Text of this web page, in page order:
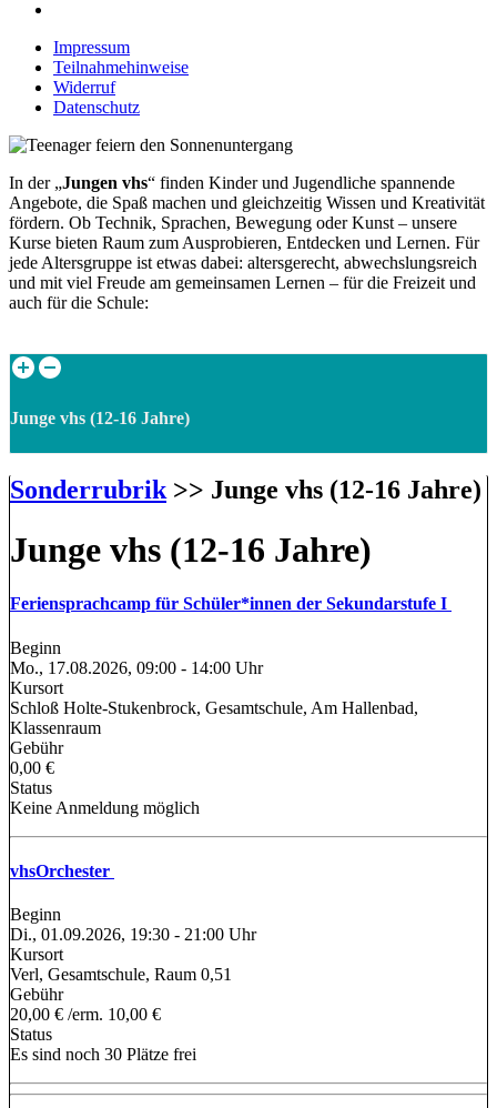
Impressum
Teilnahmehinweise
Widerruf
Datenschutz
In der „Jungen vhs“ finden Kinder und Jugendliche spannende
Angebote, die Spaß machen und gleichzeitig Wissen und Kreativität
fördern. Ob Technik, Sprachen, Bewegung oder Kunst – unsere
Kurse bieten Raum zum Ausprobieren, Entdecken und Lernen. Für
jede Altersgruppe ist etwas dabei: altersgerecht, abwechslungsreich
und mit viel Freude am gemeinsamen Lernen – für die Freizeit und
auch für die Schule:
Junge vhs (12-16 Jahre)
Sonderrubrik>> Junge vhs (12-16 Jahre)
Junge vhs (12-16 Jahre)
Feriensprachcamp für Schüler*innen der Sekundarstufe I
Beginn
Mo., 17.08.2026, 09:00 - 14:00 Uhr
Kursort
Schloß Holte-Stukenbrock, Gesamtschule, Am Hallenbad,
Klassenraum
Gebühr
0,00 €
Status
Keine Anmeldung möglich
vhsOrchester
Beginn
Di., 01.09.2026, 19:30 - 21:00 Uhr
Kursort
Verl, Gesamtschule, Raum 0,51
Gebühr
20,00 € /erm. 10,00 €
Status
Es sind noch 30 Plätze frei